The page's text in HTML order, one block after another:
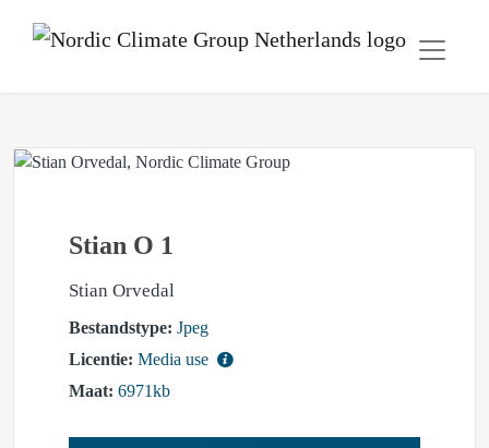
Stian O 1
Stian Orvedal
Bestandstype: Jpeg
Licentie: Media use
Maat: 6971kb